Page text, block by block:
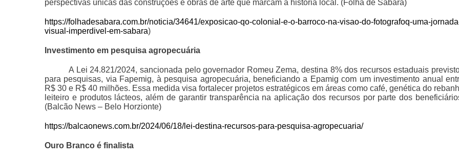
perspectivas únicas das construções e obras de arte que marcam a história local. (Folha de Sabará)
https://folhadesabara.com.br/noticia/34641/exposicao-qo-colonial-e-o-barroco-na-visao-do-fotografoq-uma-
visual-imperdivel-em-sabara)
Investimento em pesquisa agropecuária
A Lei 24.821/2024, sancionada pelo governador Romeu Zema, destina 8% dos recursos estaduais
para pesquisas, via Fapemig, à pesquisa agropecuária, beneficiando a Epamig com um investimento anual
R$ 30 e R$ 40 milhões. Essa medida visa fortalecer projetos estratégicos em áreas como café, genética do
leiteiro e produtos lácteos, além de garantir transparência na aplicação dos recursos por parte dos
(Balcão News – Belo Horzionte)
https://balcaonews.com.br/2024/06/18/lei-destina-recursos-para-pesquisa-agropecuaria/
Ouro Branco é finalista